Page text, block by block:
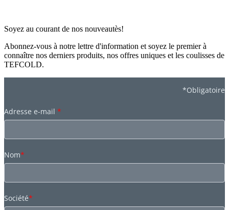
Soyez au courant de nos nouveautès!
Abonnez-vous à notre lettre d'information et soyez le premier à
connaître nos derniers produits, nos offres uniques et les coulisses de
TEFCOLD.
*Obligatoire
Adresse e-mail *
Nom*
Société*